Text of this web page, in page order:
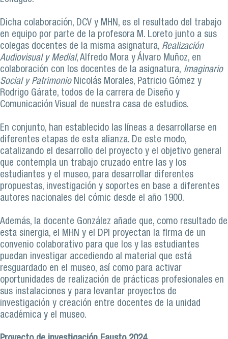
Dicha colaboración, DCV y MHN, es el resultado del trabajo
en equipo por parte de la profesora M. Loreto junto a sus
colegas docentes de la misma asignatura, Realización
Audiovisual y Medial, Alfredo Mora y Álvaro Muñoz, en
colaboración con los docentes de la asignatura, Imaginario
Social y PatrimonioNicolás Morales, Patricio Gómez y
Rodrigo Gárate, todos de la carrera de Diseño y
Comunicación Visual de nuestra casa de estudios.
En conjunto, han establecido las líneas a desarrollarse en
diferentes etapas de esta alianza. De este modo,
catalizando el desarrollo del proyecto y el objetivo general
que contempla un trabajo cruzado entre las y los
estudiantes y el museo, para desarrollar diferentes
propuestas, investigación y soportes en base a diferentes
autores nacionales del cómic desde el año 1900.
Además, la docente González añade que, como resultado de
esta sinergia, el MHN y el DPI proyectan la firma de un
convenio colaborativo para que los y las estudiantes
puedan investigar accediendo al material que está
resguardado en el museo, así como para activar
oportunidades de realización de prácticas profesionales en
sus instalaciones y para levantar proyectos de
investigación y creación entre docentes de la unidad
académica y el museo.